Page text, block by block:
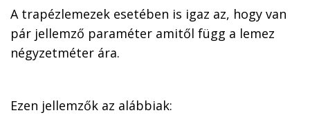
A trapézlemezek esetében is igaz az, hogy van
pár jellemző paraméter amitől függ a lemez
négyzetméter ára.
Ezen jellemzők az alábbiak: